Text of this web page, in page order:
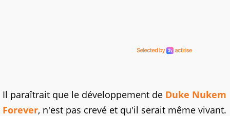
Il paraîtrait que le développement de Duke Nukem
Forever, n'est pas crevé et qu'il serait même vivant.